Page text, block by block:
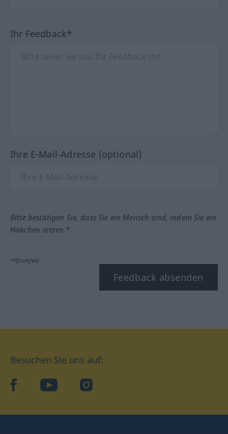
Ihr Feedback*
Ihre E-Mail-Adresse (optional)
Bitte bestätigen Sie, dass Sie ein Mensch sind, indem Sie ein
Häkchen setzen.*
*Pflichtfeld
Feedback absenden
Besuchen Sie uns auf:
facebookYouTube Instagram